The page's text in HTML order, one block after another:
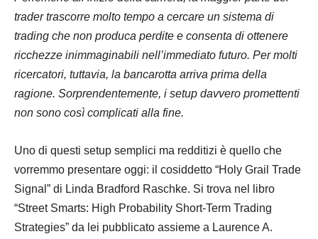
trader trascorre molto tempo a cercare un sistema di
trading che non produca perdite e consenta di ottenere
ricchezze inimmaginabili nell’immediato futuro. Per molti
ricercatori, tuttavia, la bancarotta arriva prima della
ragione. Sorprendentemente, i setup davvero promettenti
non sono così complicati alla fine.
Uno di questi setup semplici ma redditizi è quello che
vorremmo presentare oggi: il cosiddetto “Holy Grail Trade
Signal” di Linda Bradford Raschke. Si trova nel libro
“Street Smarts: High Probability Short-Term Trading
Strategies” da lei pubblicato assieme a Laurence A.